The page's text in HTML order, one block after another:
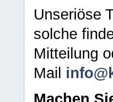
Unseriöse
solche
Mitteilung
Mail